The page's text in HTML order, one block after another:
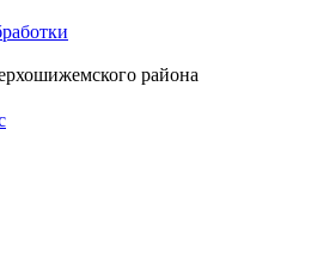
района